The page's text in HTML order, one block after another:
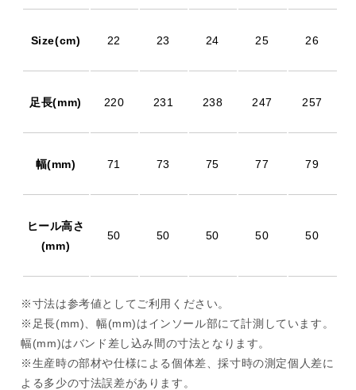
Size(cm) 22 23 24 25 26
足長(mm) 220 231 238 247 257
幅(mm) 71 73 75 77 79
ヒール高さ
(mm)
50 50 50 50 50
※寸法は参考値としてご利用ください。
※足長(mm)、幅(mm)はインソール部にて計測しています。
幅(mm)はバンド差し込み間の寸法となります。
※生産時の部材や仕様による個体差、採寸時の測定個人差に
よる多少の寸法誤差があります。